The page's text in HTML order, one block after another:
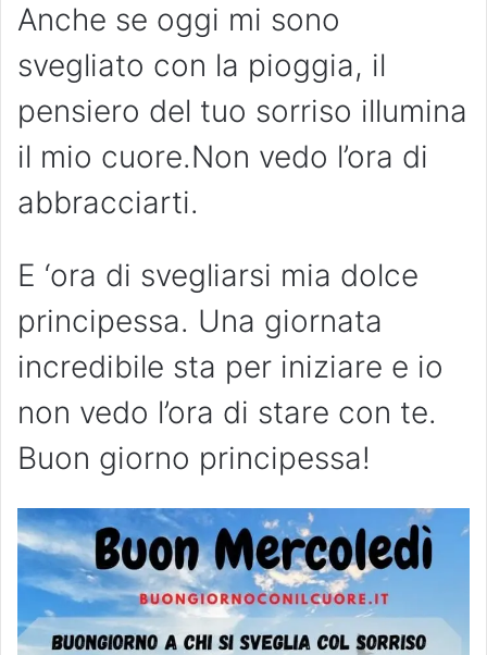
Anche se oggi mi sono
svegliato con la pioggia, il
pensiero del tuo sorriso illumina
il mio cuore.Non vedo l’ora di
abbracciarti.
E ‘ora di svegliarsi mia dolce
principessa. Una giornata
incredibile sta per iniziare e io
non vedo l’ora di stare con te.
Buon giorno principessa!